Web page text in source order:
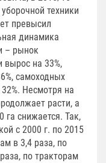
техники
превысил
динамика
– рынок
вырос на 33%,
самоходных
Несмотря на
расти, а
га снижается. Так,
с 2000 г. по 2015
в 3,4 раза, по
по тракторам